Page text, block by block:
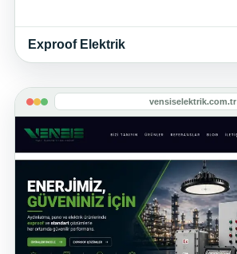
Exproof Elektrik
vensiselektrik.com.tr